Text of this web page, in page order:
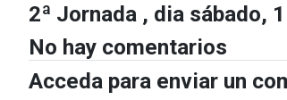
2ª Jornada , dia sábado,
No hay comentarios
Acceda para enviar un